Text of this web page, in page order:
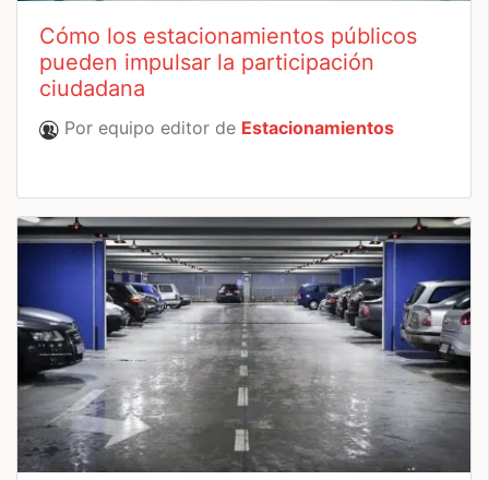
Cómo los estacionamientos públicos
pueden impulsar la participación
ciudadana
Por equipo editor de Estacionamientos